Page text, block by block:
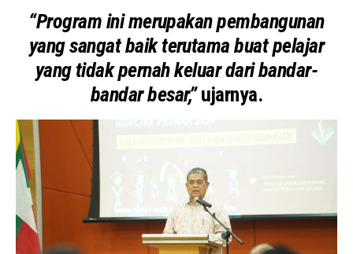
“Program ini merupakan pembangunan
yang sangat baik terutama buat pelajar
yang tidak pernah keluar dari bandar-
bandar besar,”ujarnya.